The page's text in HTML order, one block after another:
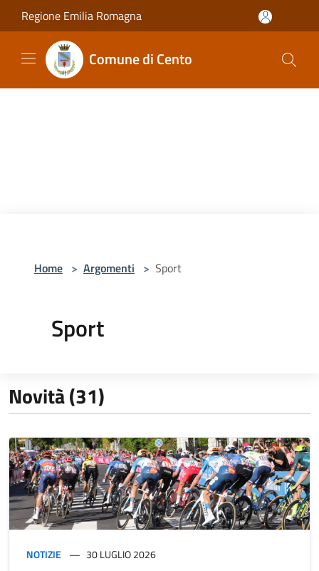
Salta al contenuto principale
Regione Emilia Romagna
Comune di Cento
Home > Argomenti > Sport
Sport
Novità (31)
NOTIZIE 30 LUGLIO 2026